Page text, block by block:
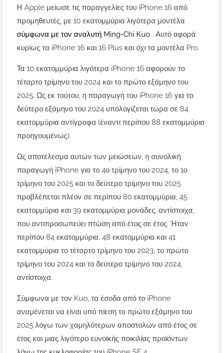
Η Apple μείωσε τις παραγγελίες του iPhone 16 από
προμηθευτές, με 10 εκατομμύρια λιγότερα μοντέλα
σύμφωνα με τον αναλυτή Ming-Chi Kuo . Αυτό αφορά
κυρίως τα iPhone 16 και 16 Plus και όχι τα μοντέλα Pro.
Τα 10 εκατομμύρια λιγότερα iPhone 16 αφορούν το
τέταρτο τρίμηνο του 2024 και το πρώτο εξάμηνο του
2025. Ως εκ τούτου, η παραγωγή του iPhone 16 για το
δεύτερο εξάμηνο του 2024 υπολογίζεται τώρα σε 84
εκατομμύρια αντίγραφα (έναντι περίπου 88 εκατομμύρια
προηγουμένως).
Ως αποτέλεσμα αυτών των μειώσεων, η συνολική
παραγωγή iPhone για το 4ο τρίμηνο του 2024, το 1ο
τρίμηνο του 2025 και το δεύτερο τρίμηνο του 2025
προβλέπεται πλέον σε περίπου 80 εκατομμύρια, 45
εκατομμύρια και 39 εκατομμύρια μονάδες, αντίστοιχα,
που αντιπροσωπεύει πτώση από έτος σε έτος. Ήταν
περίπου 84 εκατομμύρια, 48 εκατομμύρια και 41
εκατομμύρια το τέταρτο τρίμηνο του 2023, το πρώτο
τρίμηνο του 2024 και το δεύτερο τρίμηνο του 2024,
αντίστοιχα.
Σύμφωνα με τον Kuo, τα έσοδα από το iPhone
αναμένεται να είναι υπό πίεση το πρώτο εξάμηνο του
2025 λόγω των χαμηλότερων αποστολών από έτος σε
έτος και μιας λιγότερο ευνοϊκής ποικιλίας προϊόντων